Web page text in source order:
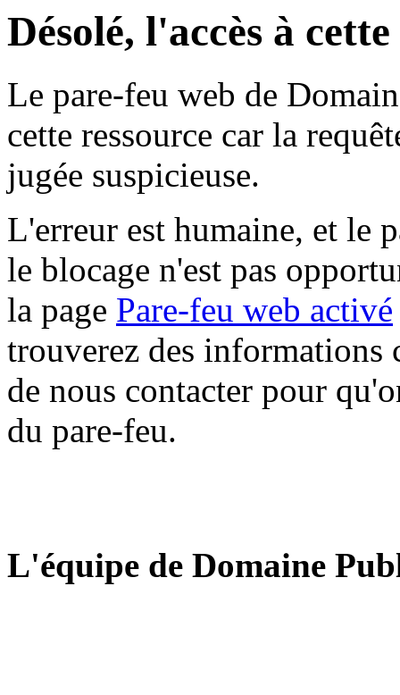
Désolé, l'accès à
Le pare-feu web de
cette ressource car la
jugée suspicieuse.
L'erreur est humaine, et le
le blocage n'est pas
la page Pare-feu web activé
trouverez des informations
de nous contacter pour
du pare-feu.
L'équipe de Domaine